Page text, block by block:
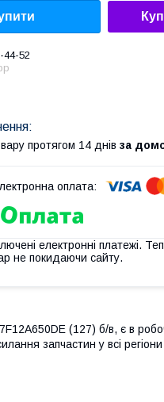
44-52
протягом 14 днів за
електронні платежі.
не покидаючи сайту.
(127) б/в, є в
запчастин у всі регіони